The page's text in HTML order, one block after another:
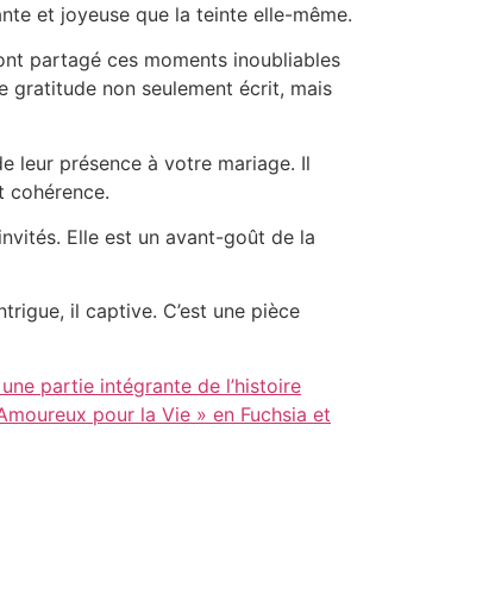
et joyeuse que la teinte elle-même.
partagé ces moments inoubliables
gratitude non seulement écrit, mais
leur présence à votre mariage. Il
cohérence.
Elle est un avant-goût de la
il captive. C’est une pièce
partie intégrante de l’histoire
pour la Vie » en Fuchsia et